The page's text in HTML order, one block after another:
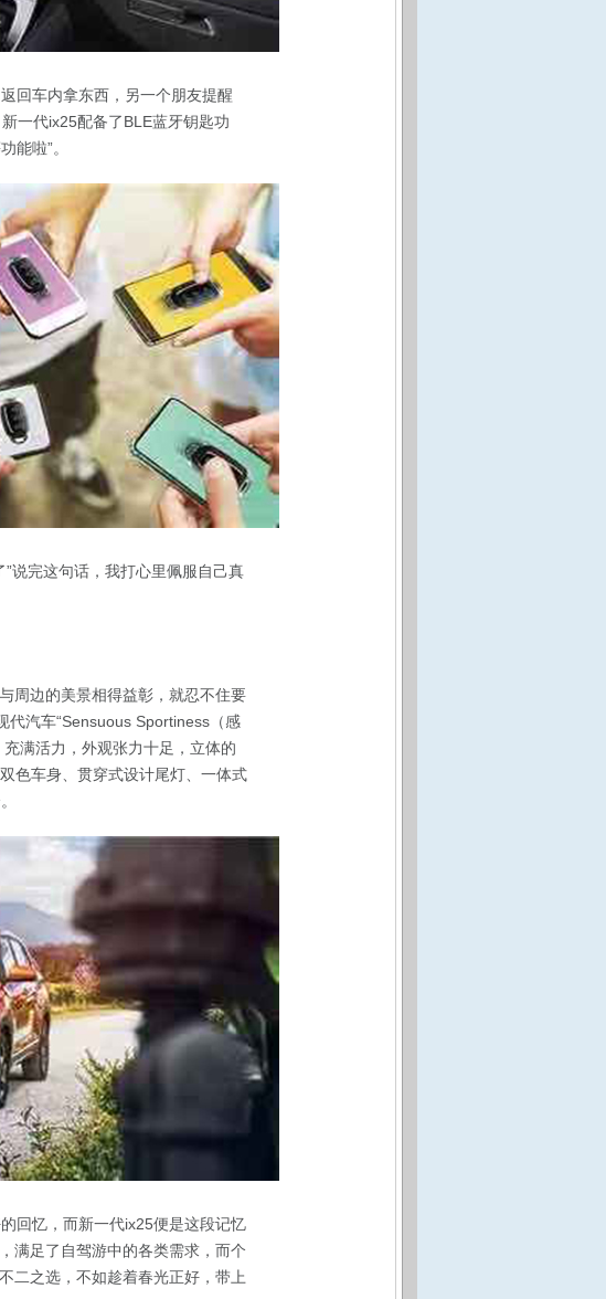
回车内拿东西，另一个朋友提醒
一代ix25配备了BLE蓝牙钥匙功
能啦”。
说完这句话，我打心里佩服自己真
周边的美景相得益彰，就忍不住要
代汽车“Sensuous Sportiness（感
满活力，外观张力十足，立体的
色车身、贯穿式设计尾灯、一体式
回忆，而新一代ix25便是这段记忆
满足了自驾游中的各类需求，而个
二之选，不如趁着春光正好，带上